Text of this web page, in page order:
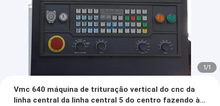
1/1
Vmc 640 máquina de trituração vertical do cnc da
linha central da linha central 5 do centro fazendo à